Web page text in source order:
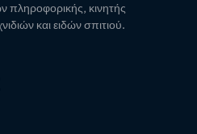
πληροφορικής, κινητής
και ειδών σπιτιού.